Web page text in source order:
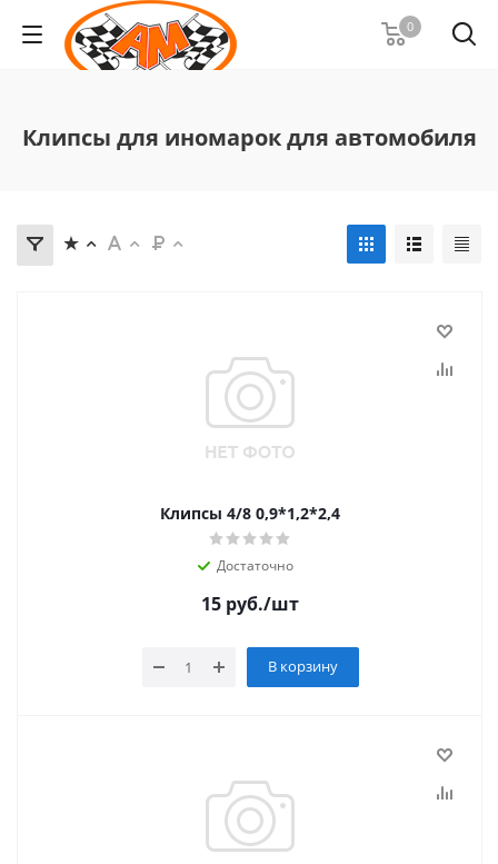
0
Клипсы для иномарок для автомобиля
Клипсы 4/8 0,9*1,2*2,4
Достаточно
15 руб./шт
В корзину